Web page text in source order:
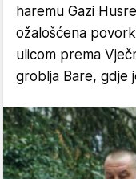
haremu Gazi
ožalošćena
ulicom prema
groblja Bare, gdje